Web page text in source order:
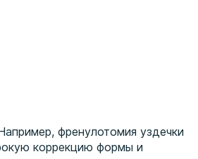
френулотомия уздечки
коррекцию формы и